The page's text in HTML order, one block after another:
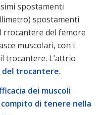
spostamenti
spostamenti
rrocantere del femore
muscolari, con i
trocantere. L’attrio
del trocantere.
dei muscoli
di tenere nella